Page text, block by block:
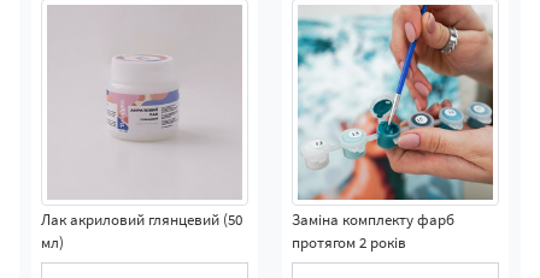
Лак акриловий глянцевий (50
мл)
Заміна комплекту фарб
протягом 2 років